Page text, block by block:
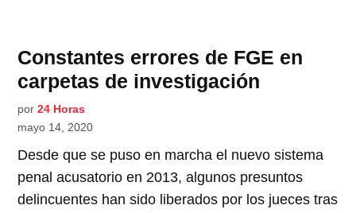
Constantes errores de FGE en
carpetas de investigación
por 24 Horas
mayo 14, 2020
Desde que se puso en marcha el nuevo sistema
penal acusatorio en 2013, algunos presuntos
delincuentes han sido liberados por los jueces tras